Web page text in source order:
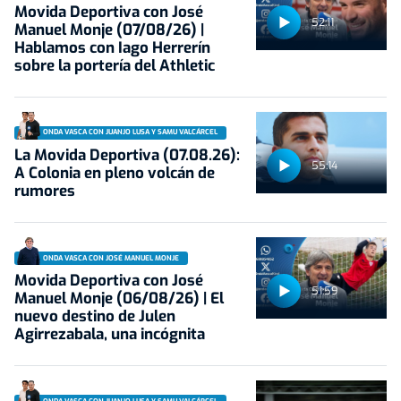
52:11
Movida Deportiva con José
Manuel Monje (07/08/26) |
Hablamos con Iago Herrerín
sobre la portería del Athletic
55:14
ONDA VASCA CON JUANJO LUSA Y SAMU VALCÁRCEL
La Movida Deportiva (07.08.26):
A Colonia en pleno volcán de
rumores
51:59
ONDA VASCA CON JOSÉ MANUEL MONJE
Movida Deportiva con José
Manuel Monje (06/08/26) | El
nuevo destino de Julen
Agirrezabala, una incógnita